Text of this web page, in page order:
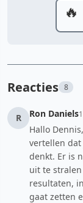
🔥
Reacties 8
R Ron Daniels
Hallo
vertellen
denkt. Er is
uit te
resultaten,
gaat zetten